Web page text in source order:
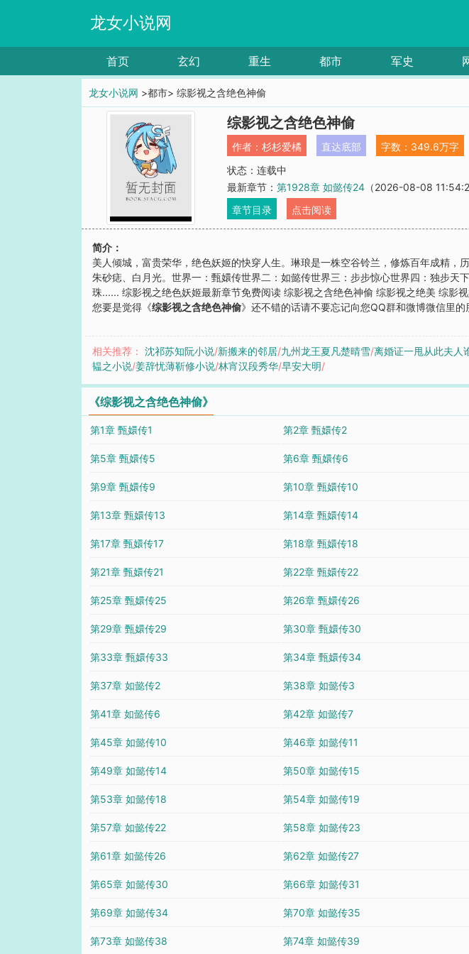
龙女小说网
首页 玄幻 重生 都市 军史
龙女小说网 >都市> 综影视之含绝色神偷
综影视之含绝色神偷
作者：杉杉爱橘 直达底部
字数：349.6万字
状态：连载中
最新章节：第1928章 如懿传24 （2026-08-08
章节目录
点击阅读
简介：
美人倾城，富贵荣华，绝色妖姬的快穿人生。琳琅是一株空谷铃兰，修炼百年成精
朱砂痣、白月光。世界一：甄嬛传世界二：如懿传世界三：步步惊心世界四：独步
珠...... 综影视之绝色妖姬最新章节免费阅读 综影视之含绝色神偷 综影视之绝美 综影
您要是觉得《综影视之含绝色神偷》还不错的话请不要忘记向您QQ群和微博微信里的
相关推荐：沈祁苏知阮小说/新搬来的邻居/九州龙王夏凡楚晴雪/离婚证一甩从此夫人
韫之小说/姜辞忧薄靳修小说/林宵汉段秀华/早安大明/
《综影视之含绝色神偷》
第1章 甄嬛传1 第2章 甄嬛传2
第5章 甄嬛传5 第6章 甄嬛传6
第9章 甄嬛传9 第10章 甄嬛传10
第13章 甄嬛传13 第14章 甄嬛传14
第17章 甄嬛传17 第18章 甄嬛传18
第21章 甄嬛传21 第22章 甄嬛传22
第25章 甄嬛传25 第26章 甄嬛传26
第29章 甄嬛传29 第30章 甄嬛传30
第33章 甄嬛传33 第34章 甄嬛传34
第37章 如懿传2 第38章 如懿传3
第41章 如懿传6 第42章 如懿传7
第45章 如懿传10 第46章 如懿传11
第49章 如懿传14 第50章 如懿传15
第53章 如懿传18 第54章 如懿传19
第57章 如懿传22 第58章 如懿传23
第61章 如懿传26 第62章 如懿传27
第65章 如懿传30 第66章 如懿传31
第69章 如懿传34 第70章 如懿传35
第73章 如懿传38 第74章 如懿传39